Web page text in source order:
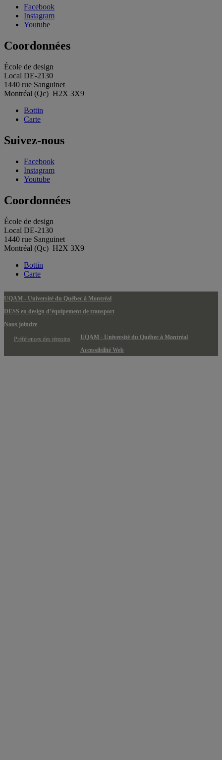
Facebook
Instagram
Youtube
Coordonnées
École de design
Local DE-2130
1440 rue Sanguinet
Montréal (Qc) H2X 3X9
Bottin
Carte
Suivez-nous
Facebook
Instagram
Youtube
Coordonnées
École de design
Local DE-2130
1440 rue Sanguinet
Montréal (Qc) H2X 3X9
Bottin
Carte
UQAM - Université du Québec à Montréal
DESS en design d’équipement de transport
Nous joindre
Préférences des témoins
UQAM - Université du Québec à Montréal
Accessibilité Web